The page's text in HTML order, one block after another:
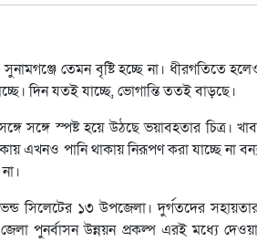
তেমন বৃষ্টি হচ্ছে না। ধীরগতিতে
দিন যতই যাচ্ছে, ভোগান্তি ততই বাড়ছে।
সঙ্গে স্পষ্ট হয়ে উঠছে ভয়াবহতার চিত্র।
এখনও পানি থাকায় নিরূপণ করা যাচ্ছে না
সিলেটের ১৩ উপজেলা। দুর্গতদের
পুনর্বাসন উন্নয়ন প্রকল্প এরই মধ্যে